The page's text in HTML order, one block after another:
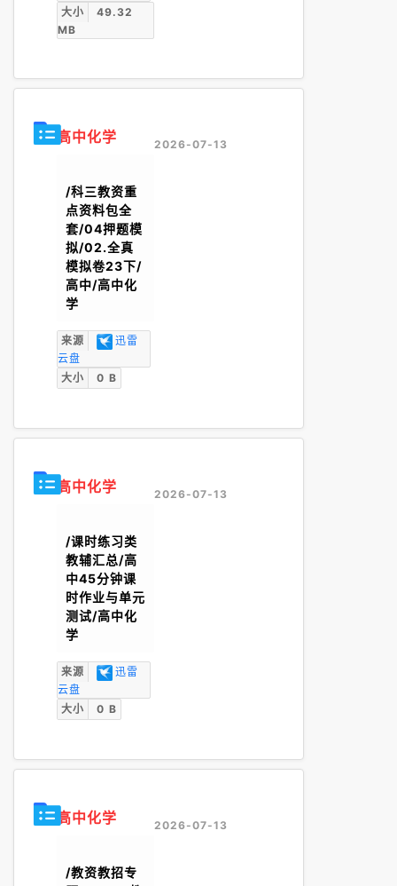
大小
49.32
MB
高中化学
/科三教资重
点资料包全
套/04押题模
拟/02.全真
模拟卷23下/
高中/高中化
学
来源
迅雷
云盘
大小
0 B
2026-07-13
高中化学
/课时练习类
教辅汇总/高
中45分钟课
时作业与单元
测试/高中化
学
来源
迅雷
云盘
大小
0 B
2026-07-13
高中化学
/教资教招专
2026-07-13